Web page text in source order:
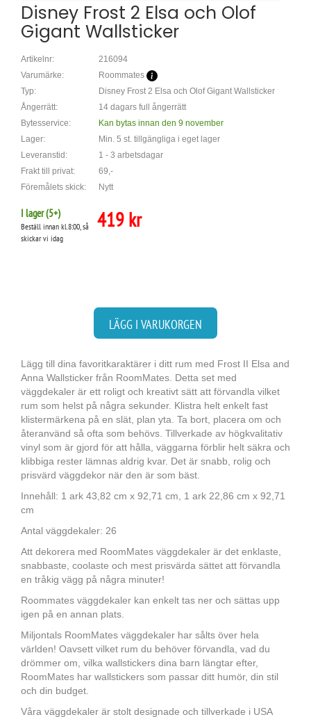
Disney Frost 2 Elsa och Olof
Gigant Wallsticker
Artikelnr:
216094
Varumärke:
Roommates
Typ:
Disney Frost 2 Elsa och Olof Gigant Wallsticker
Ångerrätt:
14 dagars full ångerrätt
Bytesservice:
Kan bytas innan den 9 november
Lager:
Min. 5 st. tillgängliga i eget lager
Leveranstid:
1 - 3 arbetsdagar
Frakt till privat:
69,-
Föremålets skick:
Nytt
I lager (5+)
Beställ innan kl.8:00, så
skickar vi idag
419 kr
LÄGG I VARUKORGEN
Lägg till dina favoritkaraktärer i ditt rum med Frost II Elsa and
Anna Wallsticker från RoomMates. Detta set med
väggdekaler är ett roligt och kreativt sätt att förvandla vilket
rum som helst på några sekunder. Klistra helt enkelt fast
klistermärkena på en slät, plan yta. Ta bort, placera om och
återanvänd så ofta som behövs. Tillverkade av högkvalitativ
vinyl som är gjord för att hålla, väggarna förblir helt säkra och
klibbiga rester lämnas aldrig kvar. Det är snabb, rolig och
prisvärd väggdekor när den är som bäst.
Innehåll: 1 ark 43,82 cm x 92,71 cm, 1 ark 22,86 cm x 92,71
cm
Antal väggdekaler: 26
Att dekorera med RoomMates väggdekaler är det enklaste,
snabbaste, coolaste och mest prisvärda sättet att förvandla
en tråkig vägg på några minuter!
Roommates väggdekaler kan enkelt tas ner och sättas upp
igen på en annan plats.
Miljontals RoomMates väggdekaler har sålts över hela
världen! Oavsett vilket rum du behöver förvandla, vad du
drömmer om, vilka wallstickers dina barn längtar efter,
RoomMates har wallstickers som passar ditt humör, din stil
och din budget.
Våra väggdekaler är stolt designade och tillverkade i USA